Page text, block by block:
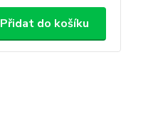
Přidat do košíku